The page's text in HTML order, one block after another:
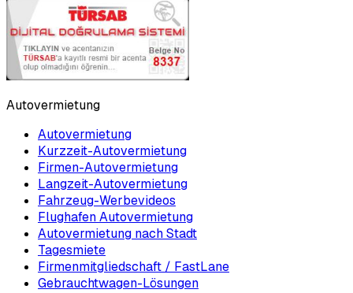
Autovermietung
Autovermietung
Kurzzeit-Autovermietung
Firmen-Autovermietung
Langzeit-Autovermietung
Fahrzeug-Werbevideos
Flughafen Autovermietung
Autovermietung nach Stadt
Tagesmiete
Firmenmitgliedschaft / FastLane
Gebrauchtwagen-Lösungen